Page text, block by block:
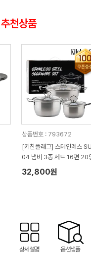
추천상품
상품번호 : 793672
[키친플래그] 스테인레스
04 냄비 3종 세트 16편 20
24양수
32,800원
상세설명 옵션샘플